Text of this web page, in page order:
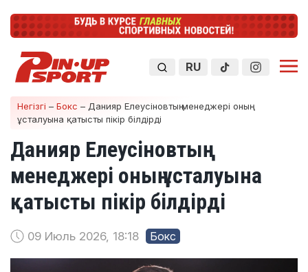
RU
Негізгі – Бокс – Данияр Елеусіновтың менеджері оның
ұсталуына қатысты пікір білдірді
Данияр Елеусіновтың
менеджері оның ұсталуына
қатысты пікір білдірді
09 Июль 2026, 18:18 Бокс